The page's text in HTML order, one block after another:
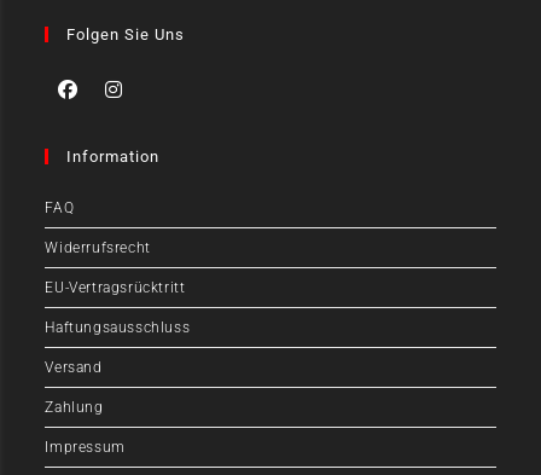
Folgen Sie Uns
Information
FAQ
Widerrufsrecht
EU-Vertragsrücktritt
Haftungsausschluss
Versand
Zahlung
Impressum